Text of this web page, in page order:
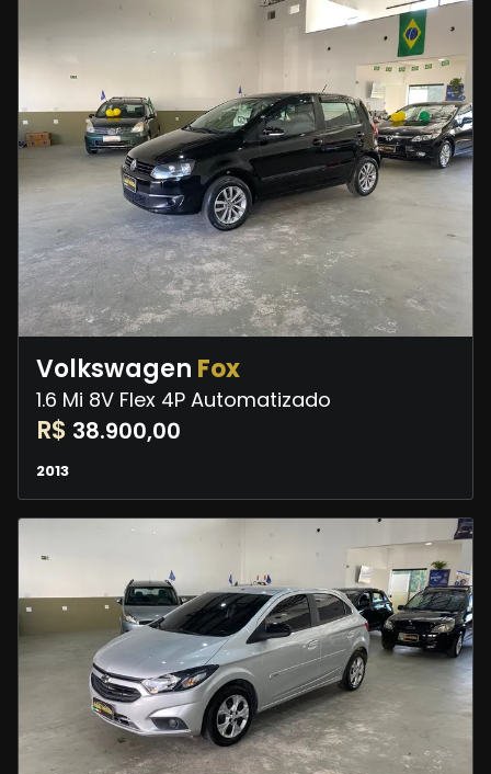
Volkswagen Fox
1.6 Mi 8V Flex 4P Automatizado
R$ 38.900,00
2013